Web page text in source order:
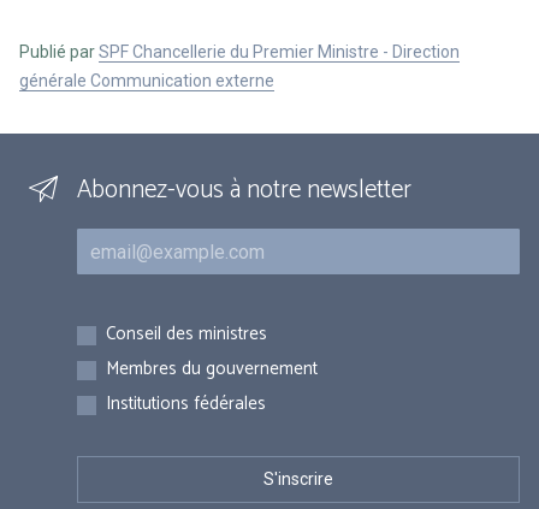
Publié parSPF Chancellerie du Premier Ministre - Direction
générale Communication externe
Abonnez-vous à notre newsletter
Courriel
Inscriptions
Conseil des ministres
Membres du gouvernement
Institutions fédérales